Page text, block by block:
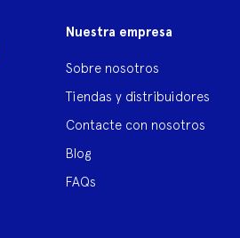
Nuestra empresa
Sobre nosotros
Tiendas y distribuidores
Contacte con nosotros
Blog
FAQs